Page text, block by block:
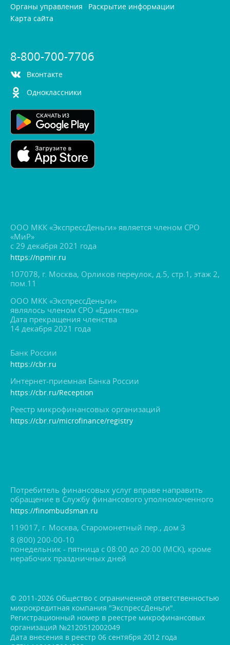
Органы управления
Раскрытие информации
Карта сайта
8-800-700-7706
контакте
Одноклассники
ООО МКК «ЭкспрессДеньги» является членом СРО
«МиР»
с 29 декабря 2021 года
https://npmir.ru
107078, г. Москва, Орликов переулок, д.5, стр.1, этаж 2,
пом.11
ООО МКК «ЭкспрессДеньги»
являлось членом СРО «Единство»
Дата прекращения членства
14 декабря 2021 года
Банк России
https://cbr.ru
Интернет-приемная Банка России
https://cbr.ru/Reception
Реестр микрофинансовых организаций
https://cbr.ru/microfinance/registry
Потребитель финансовых услуг вправе направить
обращение в Службу финансового уполномоченного
https://finombudsman.ru
119017, г. Москва, Старомонетный пер., дом 3
8 (800) 200-00-10
понедельник - пятница с 08:00 до 20:00 (МСК), кроме
нерабочих праздничных дней
© 2011-2026 Общество с ограниченной ответственностью
микрокредитная компания "ЭкспрессДеньги".
Регистрационный номер в реестре микрофинансовых
организаций №2120512002049
Дата внесения в реестр 06 сентября 2012 года